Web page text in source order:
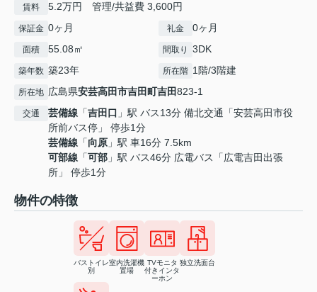
賃料 5.2万円 管理/共益費 3,600円
保証金 0ヶ月 礼金 0ヶ月
面積 55.08㎡ 間取り 3DK
築年数 築23年 所在階 1階/3階建
所在地 広島県安芸高田市吉田町吉田823-1
交通 芸備線 「吉田口 」駅 バス13分 備北交通「安芸高田市役
所前バス停」 停歩1分
芸備線 「向原 」駅 車16分 7.5km
可部線 「可部 」駅 バス46分 広電バス「広電吉田出張
所」 停歩1分
物件の特徴
バストイレ
別
室内洗濯機
置場
TVモニタ
付きインタ
ーホン
独立洗面台